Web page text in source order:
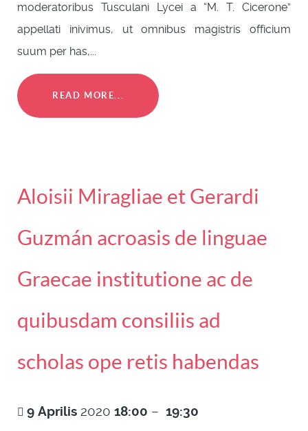
moderatoribus Tusculani Lycei a “M. T. Cicerone”
appellati inivimus, ut omnibus magistris officium
suum per has,...
READ MORE...
Aloisii Miragliae et Gerardi
Guzmán acroasis de linguae
Graecae institutione ac de
quibusdam consiliis ad
scholas ope retis habendas
9 Aprilis 2020 18:00 – 19:30